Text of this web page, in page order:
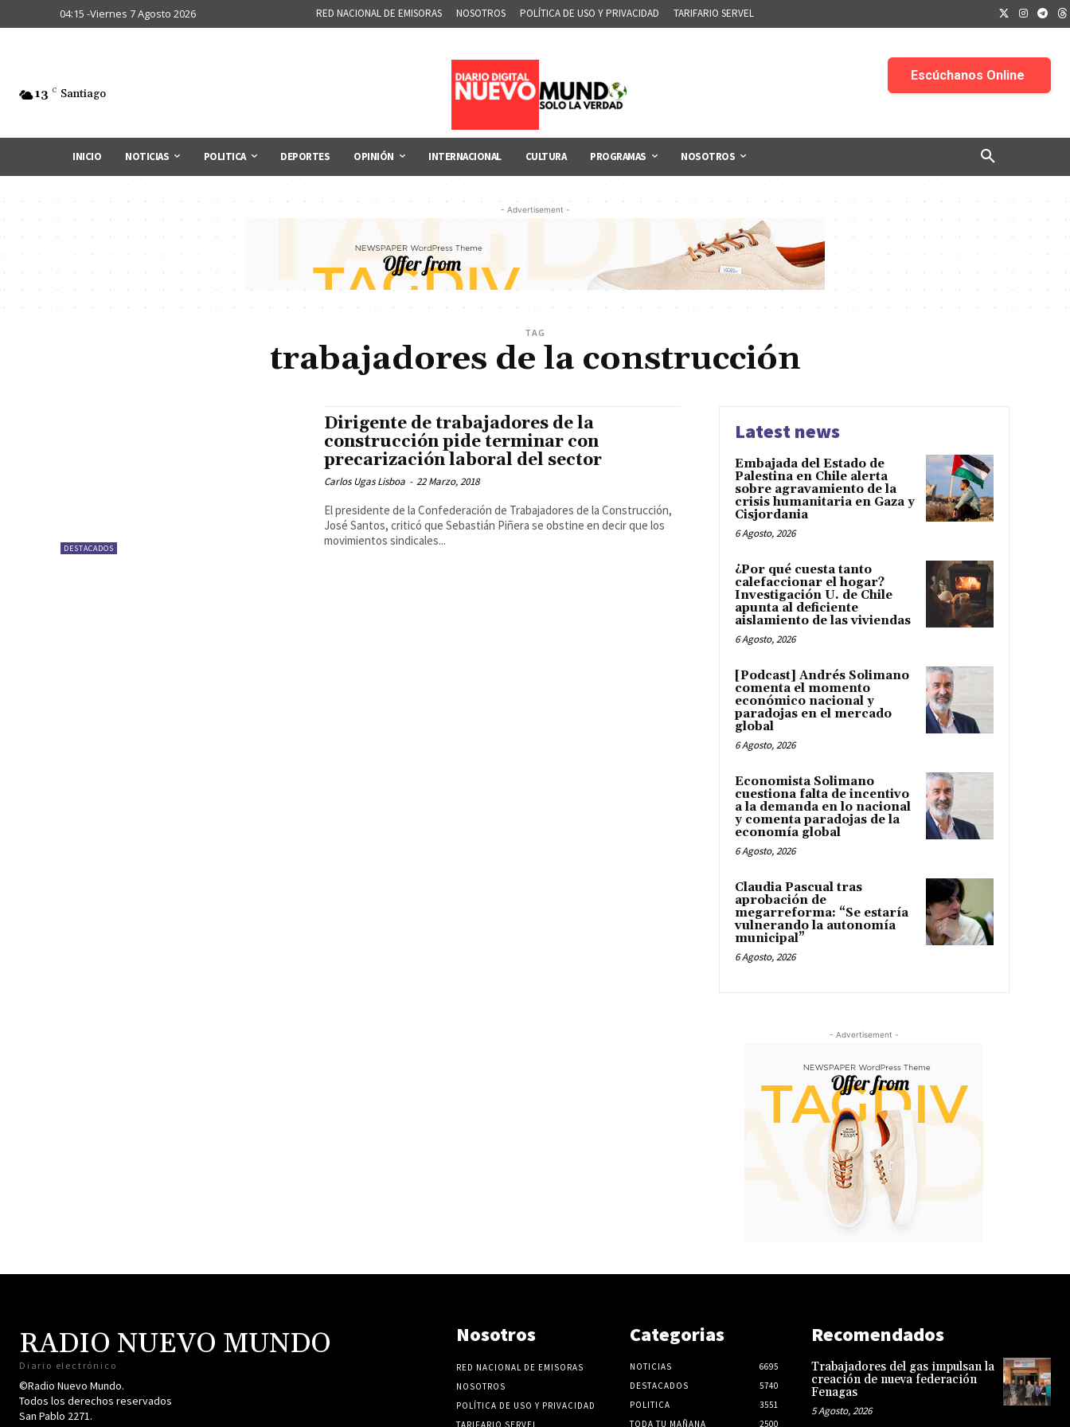
04:15 -Viernes 7 Agosto 2026 RED NACIONAL DE EMISORAS NOSOTROS POLÍTICA DE USO Y PRIVACIDAD TARIFARIO SERVEL
13 C Santiago
INICIO NOTICIAS POLITICA DEPORTES OPINIÓN INTERNACIONAL CULTURA PROGRAMAS NOSOTROS
- Advertisement -
TAG
trabajadores de la construcción
DESTACADOS
Dirigente de trabajadores de la
construcción pide terminar con
precarización laboral del sector
Carlos Ugas Lisboa - 22 Marzo, 2018
El presidente de la Confederación de Trabajadores de la Construcción,
José Santos, criticó que Sebastián Piñera se obstine en decir que los
movimientos sindicales...
Latest news
Embajada del Estado de
Palestina en Chile alerta
sobre agravamiento de la
crisis humanitaria en Gaza y
Cisjordania
6 Agosto, 2026
¿Por qué cuesta tanto
calefaccionar el hogar?
Investigación U. de Chile
apunta al deficiente
aislamiento de las viviendas
6 Agosto, 2026
[Podcast] Andrés Solimano
comenta el momento
económico nacional y
paradojas en el mercado
global
6 Agosto, 2026
Economista Solimano
cuestiona falta de incentivo
a la demanda en lo nacional
y comenta paradojas de la
economía global
6 Agosto, 2026
Claudia Pascual tras
aprobación de
megarreforma: “Se estaría
vulnerando la autonomía
municipal”
6 Agosto, 2026
- Advertisement -
RADIO NUEVO MUNDO
Diario electrónico
©Radio Nuevo Mundo.
Todos los derechos reservados
San Pablo 2271.
Nosotros
RED NACIONAL DE EMISORAS
NOSOTROS
POLÍTICA DE USO Y PRIVACIDAD
TARIFARIO SERVEL
Categorias
NOTICIAS
6695
DESTACADOS
5740
POLITICA
3551
TODA TU MAÑANA
2500
Recomendados
Trabajadores del gas impulsan la
creación de nueva federación
Fenagas
5 Agosto, 2026